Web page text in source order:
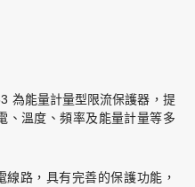
為能量計量型限流保護器，提
、溫度、頻率及能量計量等多
路，具有完善的保護功能，